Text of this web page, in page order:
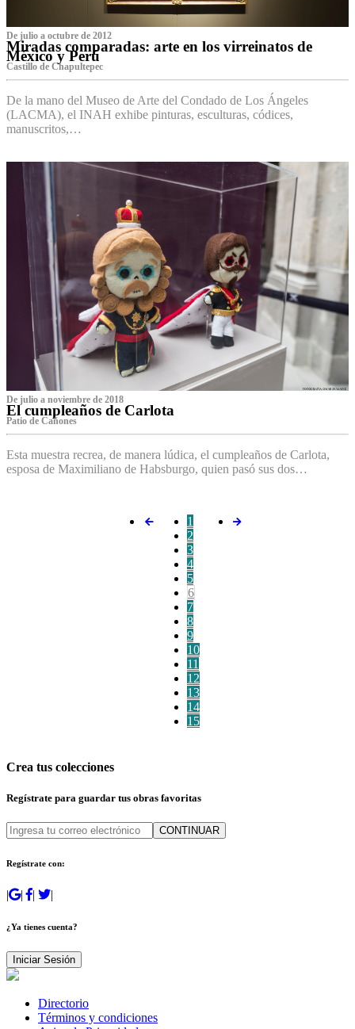
De julio a octubre de 2012
Miradas comparadas: arte en los virreinatos de
México y Perú
Castillo de Chapultepec
De la mano del Museo de Arte del Condado de Los Ángeles
(LACMA), el INAH exhibe pinturas, esculturas, códices,
manuscritos,…
De julio a noviembre de 2018
El cumpleaños de Carlota
Patio de Cañones
Esta muestra recrea, de manera lúdica, el cumpleaños de Carlota,
esposa de Maximiliano de Habsburgo, quien pasó sus dos…
1
2
3
4
5
6
7
8
9
10
11
12
13
14
15
Crea tus colecciones
Regístrate para guardar tus obras favoritas
CONTINUAR
Regístrate con:
| | | |
¿Ya tienes cuenta?
Iniciar Sesión
Directorio
Términos y condiciones